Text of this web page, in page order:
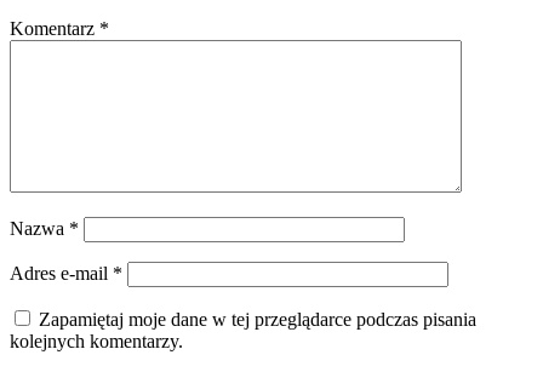
Komentarz *
Nazwa *
Adres e-mail *
Zapamiętaj moje dane w tej przeglądarce podczas pisania
kolejnych komentarzy.